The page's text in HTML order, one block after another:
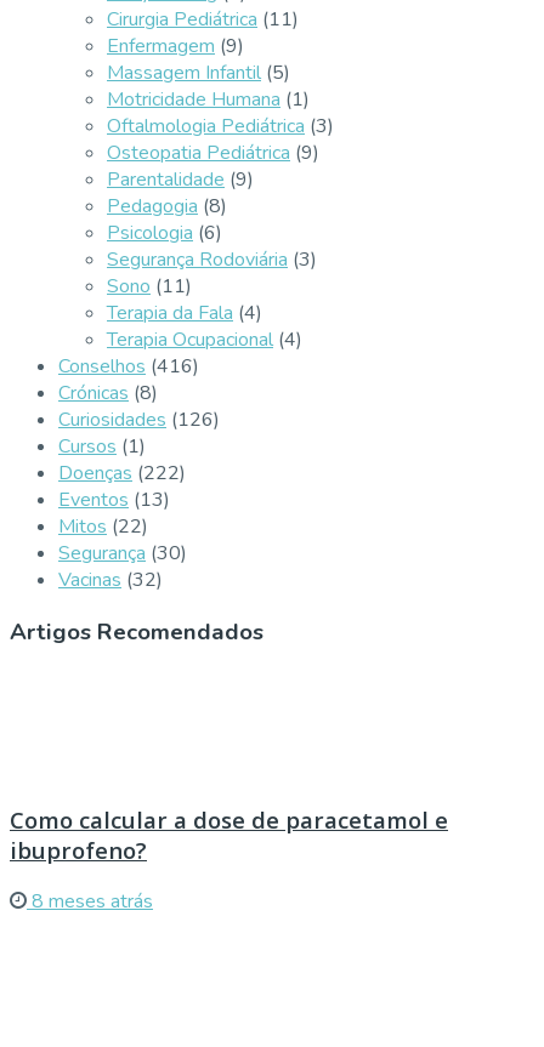
Cirurgia Pediátrica (11)
Enfermagem (9)
Massagem Infantil (5)
Motricidade Humana (1)
Oftalmologia Pediátrica (3)
Osteopatia Pediátrica (9)
Parentalidade (9)
Pedagogia (8)
Psicologia (6)
Segurança Rodoviária (3)
Sono (11)
Terapia da Fala (4)
Terapia Ocupacional (4)
Conselhos (416)
Crónicas (8)
Curiosidades (126)
Cursos (1)
Doenças (222)
Eventos (13)
Mitos (22)
Segurança (30)
Vacinas (32)
Artigos Recomendados
Como calcular a dose de paracetamol e
ibuprofeno?
8 meses atrás